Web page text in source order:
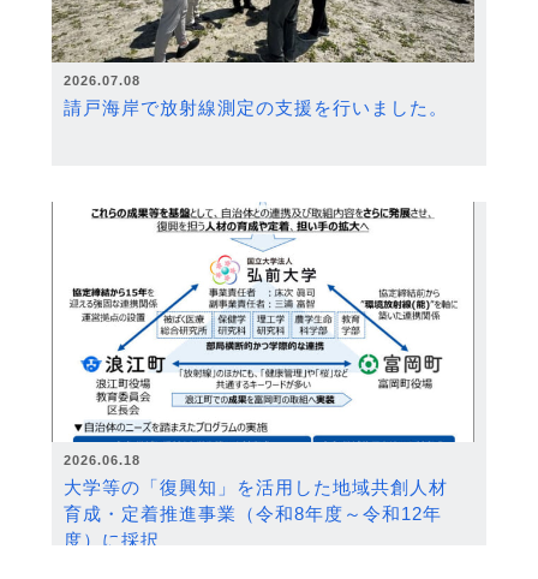
2026.07.08
請戸海岸で放射線測定の支援を行いました。
2026.06.18
大学等の「復興知」を活用した地域共創人材
育成・定着推進事業（令和8年度～令和12年
度）に採択